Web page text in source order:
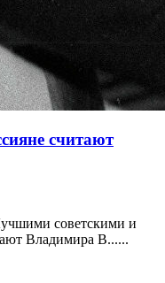
считают
советскими и
Владимира В......